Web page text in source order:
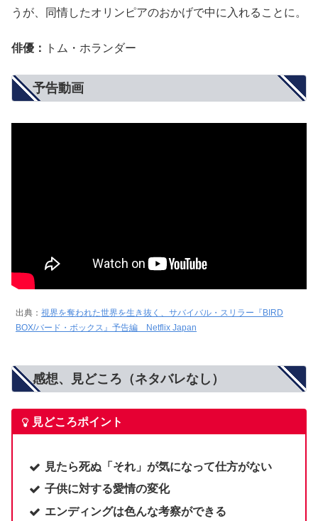
うが、同情したオリンピアのおかげで中に入れることに。
俳優： トム・ホランダー
予告動画
出典： 視界を奪われた世界を生き抜く、サバイバル・スリラー『BIRD
BOX/バード・ボックス』予告編 Netflix Japan
感想、見どころ（ネタバレなし）
見どころポイント
見たら死ぬ「それ」が気になって仕方がない
子供に対する愛情の変化
エンディングは色んな考察ができる